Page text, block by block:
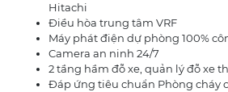
Hitachi
Điều hòa trung tâm VRF
Máy phát điện dự phòng 100%
Camera an ninh 24/7
2 tầng hầm đỗ xe, quản lý đỗ xe
Đáp ứng tiêu chuẩn Phòng cháy